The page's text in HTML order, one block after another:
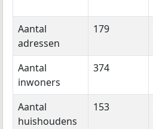
Aantal
adressen
179
Aantal
inwoners
374
Aantal
huishoudens
153